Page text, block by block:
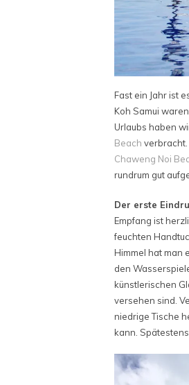
Fast ein Jahr ist
Koh Samui
Urlaubs haben
Beach verbracht.
Chaweng Noi
rundrum gut
Der erste
Empfang ist
feuchten
Himmel hat man
den
künstlerischen
versehen sind.
niedrige Tische
kann.